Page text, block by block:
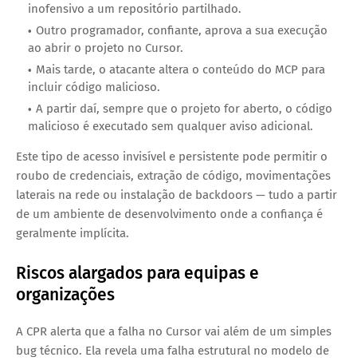
inofensivo a um repositório partilhado.
Outro programador, confiante, aprova a sua execução
ao abrir o projeto no Cursor.
Mais tarde, o atacante altera o conteúdo do MCP para
incluir código malicioso.
A partir daí, sempre que o projeto for aberto, o código
malicioso é executado sem qualquer aviso adicional.
Este tipo de acesso invisível e persistente pode permitir o
roubo de credenciais, extração de código, movimentações
laterais na rede ou instalação de backdoors — tudo a partir
de um ambiente de desenvolvimento onde a confiança é
geralmente implícita.
Riscos alargados para equipas e
organizações
A CPR alerta que a falha no Cursor vai além de um simples
bug técnico. Ela revela uma falha estrutural no modelo de